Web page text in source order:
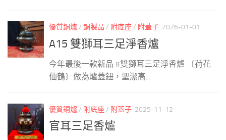
優質銅爐/ 銅製品 / 附底座/ 附蓋子 2026-01-01
A15 雙獅耳三足淨香爐
今年最後一款新品 #雙獅耳三足淨香爐 〔荷花
仙鶴〕做為爐蓋鈕，聖潔高...
優質銅爐/ 附底座/ 附蓋子 2025-11-12
官耳三足香爐